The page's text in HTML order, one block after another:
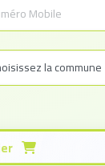
Ajouter au panier